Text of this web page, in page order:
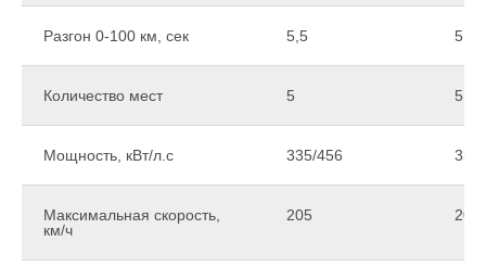
Разгон 0-100 км, сек 5,5 5,5
Количество мест 5 5
Мощность, кВт/л.с 335/456
Максимальная скорость,
км/ч
205 205